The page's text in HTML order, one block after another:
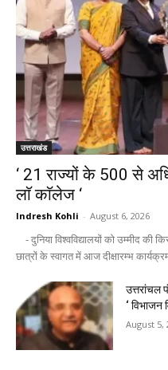
उत्तराखंड
‘ 21 राज्यों के 500 से
लाॅ काॅलेज ‘
Indresh Kohli - August 6, 2026
- दुनिया विश्वविद्यालयों को उम्मीद
छात्रों के स्वागत में आज दीक्षारम्भ
उत्तरांचल
‘ विभाजन
August 5,